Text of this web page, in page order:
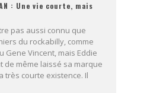
: Une vie courte, mais
pas aussi connu que
du rockabilly, comme
Gene Vincent, mais Eddie
de même laissé sa marque
très courte existence. Il